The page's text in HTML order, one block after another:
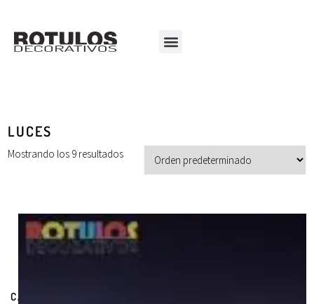
LUCES
Mostrando los 9 resultados
CATEGORÍAS DE PRODUCTOS